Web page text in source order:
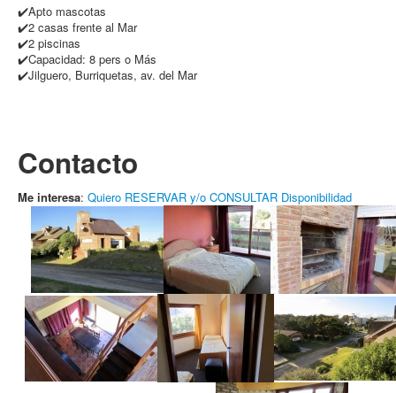
✔️Apto mascotas
✔️2 casas frente al Mar
✔️2 piscinas
✔️Capacidad: 8 pers o Más
✔️Jilguero, Burriquetas, av. del Mar
Contacto
Me interesa: Quiero RESERVAR y/o CONSULTAR Disponibilidad